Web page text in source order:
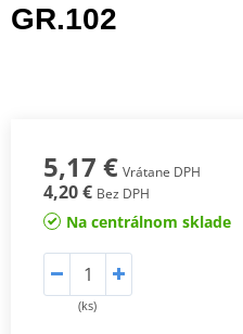
GR.102
5,17 € Vrátane DPH
4,20 € Bez DPH
Na centrálnom sklade
(ks)